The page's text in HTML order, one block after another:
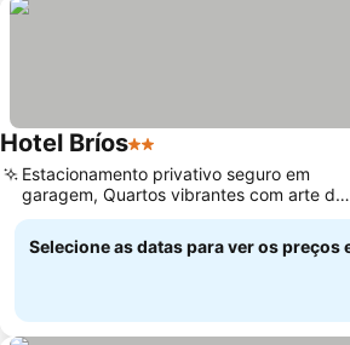
Hotel Bríos2 Estrelas
Estacionamento privativo seguro em
garagem, Quartos vibrantes com arte de
parede única
Selecione as datas para ver os preços